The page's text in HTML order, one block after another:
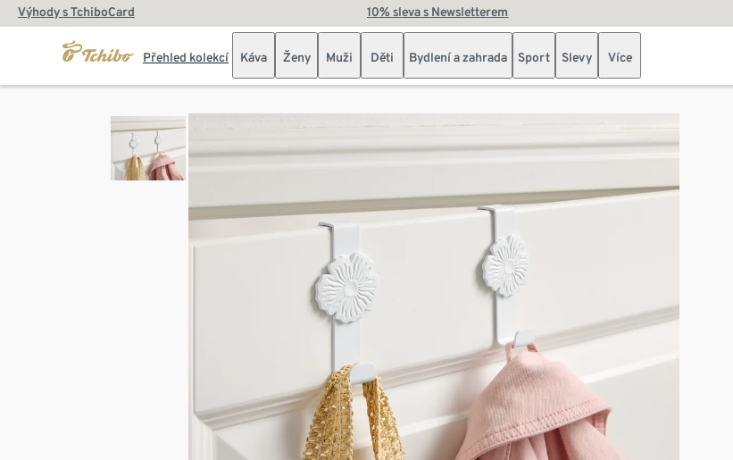
Výhody s TchiboCard 10% sleva s Newsletterem
Přehled kolekcí Káva Ženy Muži Děti Bydlení a zahrada Sport Slevy Více